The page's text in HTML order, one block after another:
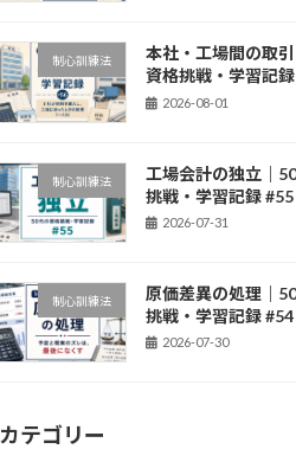
制心訓練法
本社・工場間の取
資格挑戦・学習記
2026-08-01
制心訓練法
工場会計の独立｜
挑戦・学習記録 #55
2026-07-31
制心訓練法
原価差異の処理｜
挑戦・学習記録 #54
2026-07-30
カテゴリー